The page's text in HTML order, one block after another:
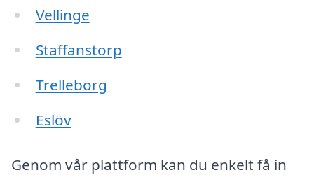
Vellinge
Staffanstorp
Trelleborg
Eslöv
Genom vår plattform kan du enkelt få in